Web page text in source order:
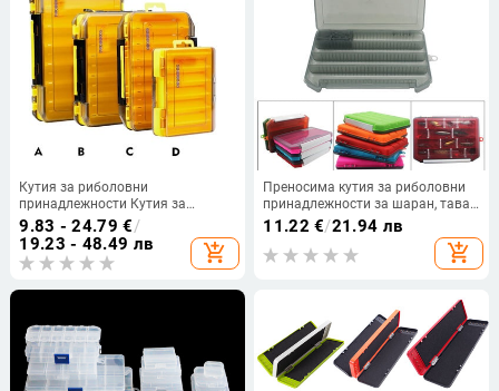
Кутия за риболовни
принадлежности Кутия за
съхранение на аксесоари
Двустранна кука за примамка за
стръв Водоустойчиви кутии за
органайзер за риболовни
принадлежности за стръв
9.83 - 24.79 €/
19.23 - 48.49 лв
add_shopping_cart
Преносима кутия за риболовни
принадлежности за шаран, тава,
органайзер, мъниста за риболов,
аксесоари, подслон за лед, бас за
солена вода, комплект
11.22 €/21.94 лв
add_shopping_cart